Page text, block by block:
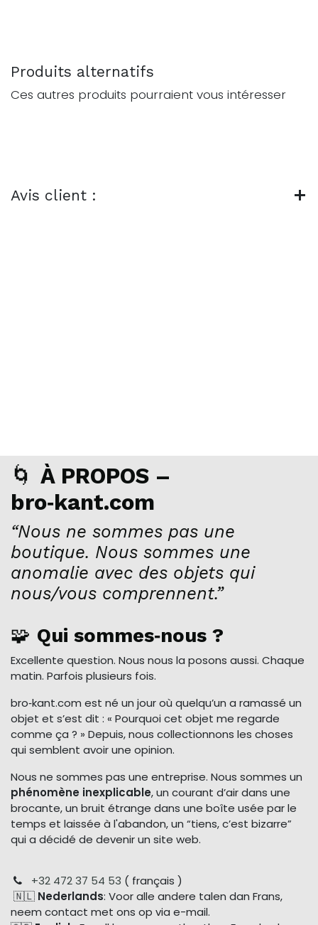
Produits alternatifs
Ces autres produits pourraient vous intéresser
Avis client :
🌀 À PROPOS –
bro‑kant.com
“Nous ne sommes pas une
boutique. Nous sommes une
anomalie avec des objets qui
nous/vous comprennent.”
🧩 Qui sommes‑nous ?
Excellente question. Nous nous la posons aussi. Chaque
matin. Parfois plusieurs fois.
bro‑kant.com est né un jour où quelqu’un a ramassé un
objet et s’est dit : « Pourquoi cet objet me regarde
comme ça ? » Depuis, nous collectionnons les choses
qui semblent avoir une opinion.
Nous ne sommes pas une entreprise. Nous sommes un
phénomène inexplicable, un courant d’air dans une
brocante, un bruit étrange dans une boîte usée par le
temps et laissée à l'abandon, un “tiens, c’est bizarre”
qui a décidé de devenir un site web.
+32 472 37 54 53 ( français )
🇳🇱 Nederlands: Voor alle andere talen dan Frans,
neem contact met ons op via e-mail.